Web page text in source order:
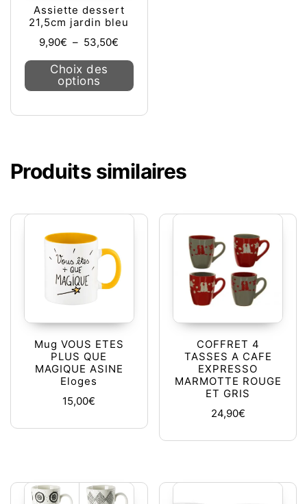
Assiette dessert
21,5cm jardin bleu
9,90€ – 53,50€
Choix des
options
Ce produit a plusieurs variations.
Produits similaires
Mug VOUS ETES
PLUS QUE
MAGIQUE ASINE
Eloges
15,00€
COFFRET 4
TASSES A CAFE
EXPRESSO
MARMOTTE ROUGE
ET GRIS
24,90€